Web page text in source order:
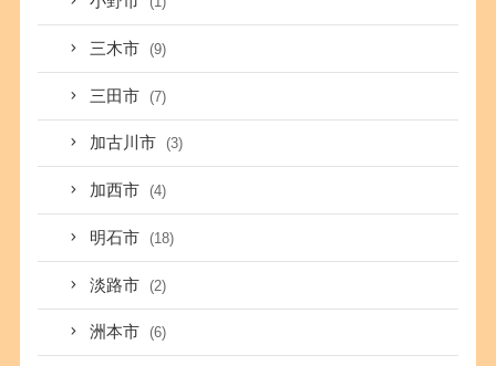
三木市 (9)
三田市 (7)
加古川市 (3)
加西市 (4)
明石市 (18)
淡路市 (2)
洲本市 (6)